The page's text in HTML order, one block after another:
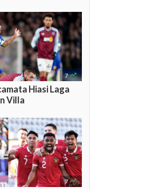
7 
Hiasi Laga
Villa
7 